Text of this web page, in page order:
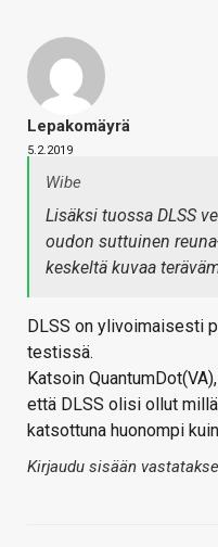
Lepakomäyrä
5.2.2019
Wibe
Lisäksi tuossa DLSS
oudon suttuinen
keskeltä kuvaa
DLSS on ylivoimaisesti
testissä.
Katsoin
että DLSS olisi ollut
katsottuna huonompi
Kirjaudu sisään